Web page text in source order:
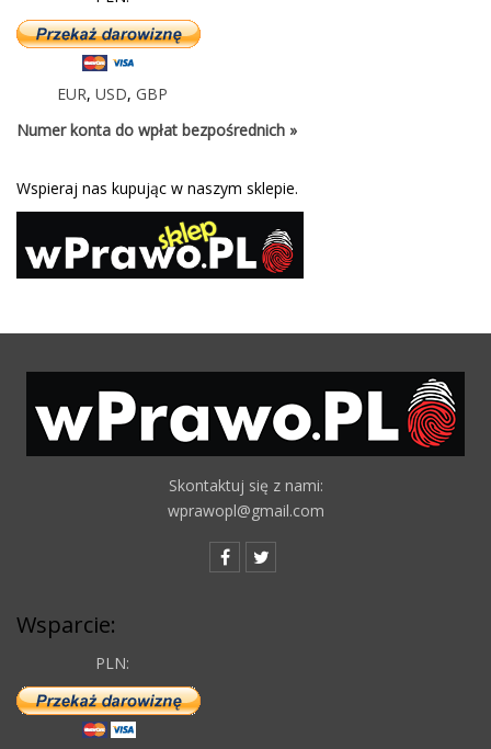
EUR, USD, GBP
Numer konta do wpłat bezpośrednich »
Wspieraj nas kupując w naszym sklepie.
Skontaktuj się z nami:
wprawopl@gmail.com
Wsparcie:
PLN: